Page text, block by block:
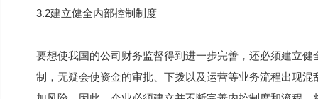
3.2建立健全内部控制制度
要想使我国的公司财务监督得到进一步完善，还必须建立
制，无疑会使资金的审批、下拨以及运营等业务流程出现